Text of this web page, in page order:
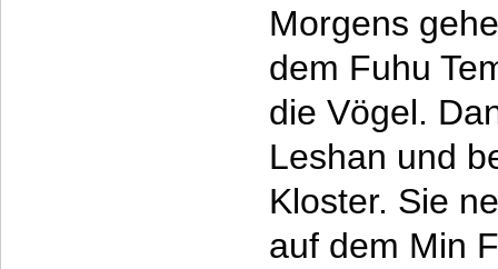
Morgens
dem Fuhu
die Vögel.
Leshan und
Kloster. Sie
auf dem Min